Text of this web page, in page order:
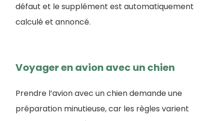
défaut et le supplément est automatiquement
calculé et annoncé.
Voyager en avion avec un chien
Prendre l’avion avec un chien demande une
préparation minutieuse, car les règles varient